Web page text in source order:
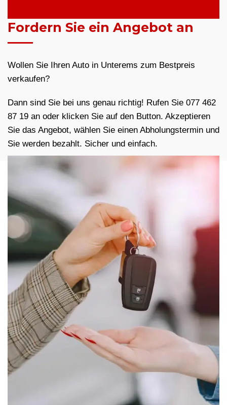
Fordern Sie ein Angebot an
Wollen Sie Ihren Auto in Unterems zum Bestpreis
verkaufen?
Dann sind Sie bei uns genau richtig! Rufen Sie 077 462
87 19 an oder klicken Sie auf den Button. Akzeptieren
Sie das Angebot, wählen Sie einen Abholungstermin und
Sie werden bezahlt. Sicher und einfach.